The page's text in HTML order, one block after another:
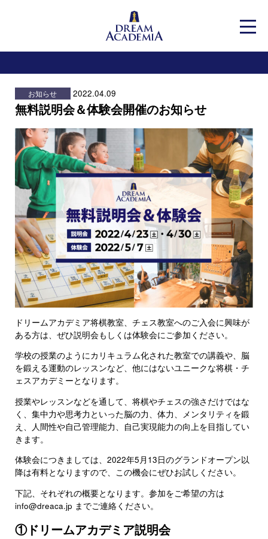
Dream Academia メニ
お知らせ 2022.04.09
無料説明会＆体験会開催のお知らせ
ドリームアカデミア将棋教室、チェス教室へのご入会に興味が
ある方は、ぜひ説明会もしくは体験会にご参加ください。
学校の授業のようにカリキュラム化された教室での講義や、脳
を鍛える運動のレッスンなど、他にはないユニークな将棋・チ
ェスアカデミーとなります。
授業やレッスンなどを通して、将棋やチェスの強さだけではな
く、集中力や思考力といった脳の力、体力、メンタリティを鍛
え、人間性や自己管理能力、自己実現能力の向上を目指してい
きます。
体験会につきましては、2022年5月13日のグランドオープン以
降は有料となりますので、この機会にぜひお試しください。
下記、それぞれの概要となります。参加をご希望の方は
info@dreaca.jp までご連絡ください。
①ドリームアカデミア説明会